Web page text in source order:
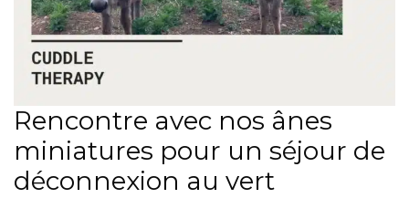
Rencontre avec nos ânes
miniatures pour un séjour de
déconnexion au vert